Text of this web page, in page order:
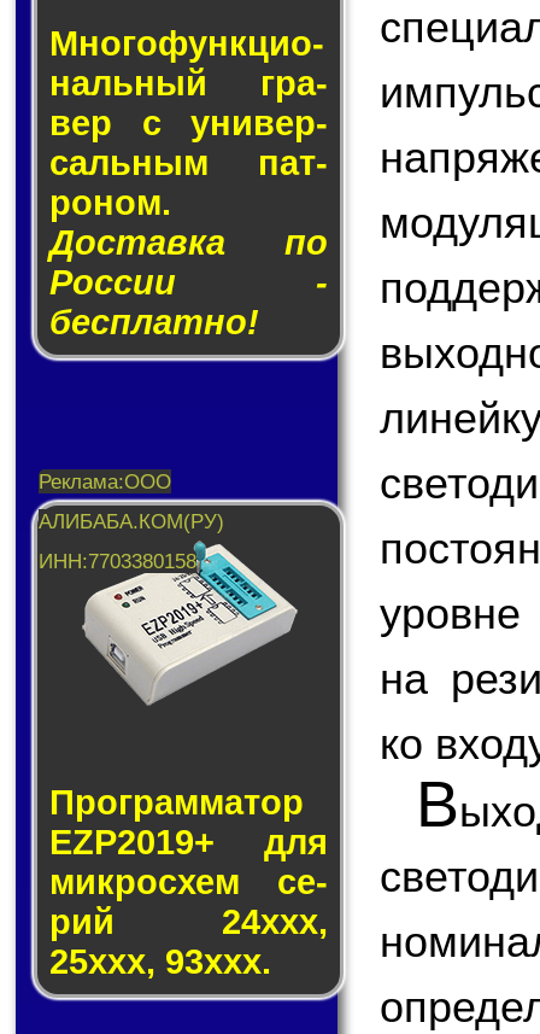
Много­функ­цио­
наль­ный гра­
вер с уни­вер­
саль­ным пат­
ро­ном.
Доставка по
России -
бесплатно!
Программатор
EZP2019+ для
мик­ро­схем се­
рий 24ххх,
25ххх, 93ххх.
уровне
на
ко
В